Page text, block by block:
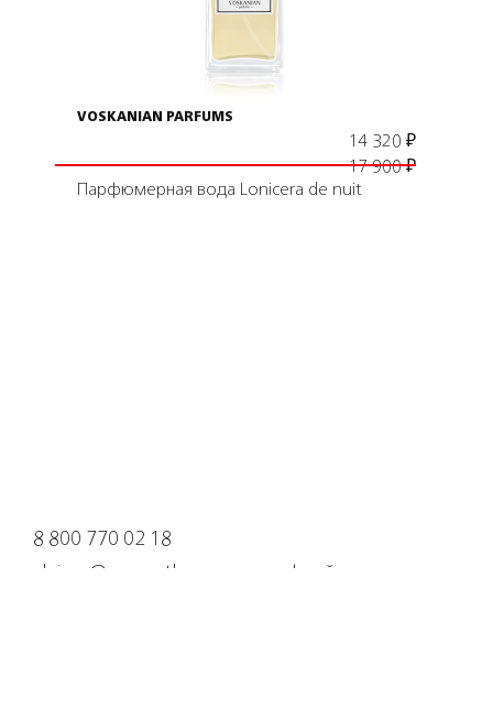
В корзину
VOSKANIAN PARFUMS
14 320 ₽
17 900₽
Парфюмерная вода Lonicera de nuit
8 800 770 02 18
claims@cosmotheca.ru для офлайн